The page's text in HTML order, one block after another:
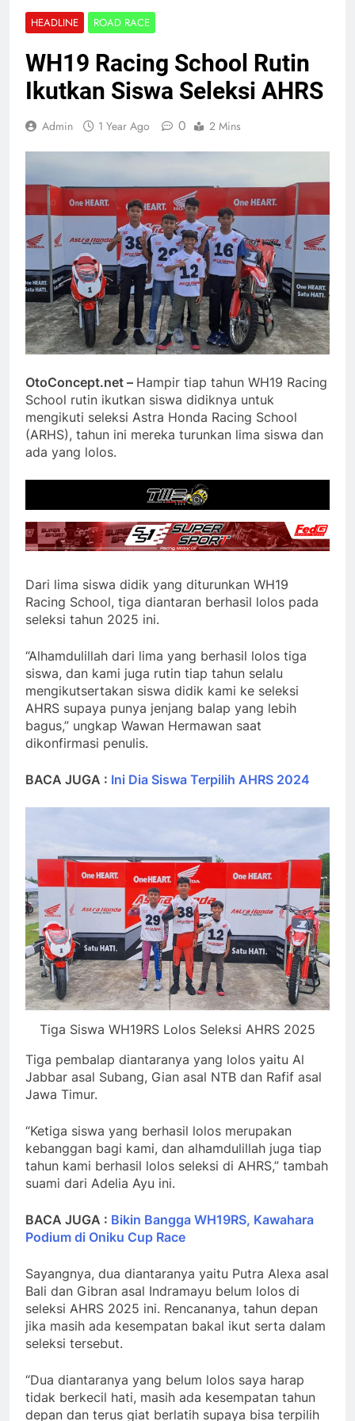
HEADLINE ROAD RACE
WH19 Racing School Rutin
Ikutkan Siswa Seleksi AHRS
Admin 1 Year Ago 0 2 Mins
OtoConcept.net – Hampir tiap tahun WH19 Racing
School rutin ikutkan siswa didiknya untuk
mengikuti seleksi Astra Honda Racing School
(ARHS), tahun ini mereka turunkan lima siswa dan
ada yang lolos.
Dari lima siswa didik yang diturunkan WH19
Racing School, tiga diantaran berhasil lolos pada
seleksi tahun 2025 ini.
“Alhamdulillah dari lima yang berhasil lolos tiga
siswa, dan kami juga rutin tiap tahun selalu
mengikutsertakan siswa didik kami ke seleksi
AHRS supaya punya jenjang balap yang lebih
bagus,” ungkap Wawan Hermawan saat
dikonfirmasi penulis.
BACA JUGA : Ini Dia Siswa Terpilih AHRS 2024
Tiga Siswa WH19RS Lolos Seleksi AHRS 2025
Tiga pembalap diantaranya yang lolos yaitu Al
Jabbar asal Subang, Gian asal NTB dan Rafif asal
Jawa Timur.
“Ketiga siswa yang berhasil lolos merupakan
kebanggan bagi kami, dan alhamdulillah juga tiap
tahun kami berhasil lolos seleksi di AHRS,” tambah
suami dari Adelia Ayu ini.
BACA JUGA : Bikin Bangga WH19RS, Kawahara
Podium di Oniku Cup Race
Sayangnya, dua diantaranya yaitu Putra Alexa asal
Bali dan Gibran asal Indramayu belum lolos di
seleksi AHRS 2025 ini. Rencananya, tahun depan
jika masih ada kesempatan bakal ikut serta dalam
seleksi tersebut.
“Dua diantaranya yang belum lolos saya harap
tidak berkecil hati, masih ada kesempatan tahun
depan dan terus giat berlatih supaya bisa terpilih